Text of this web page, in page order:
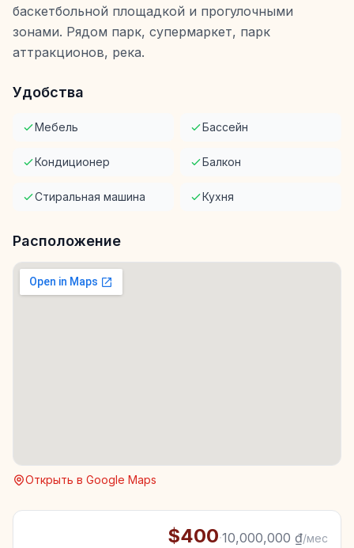
баскетбольной площадкой и прогулочными
зонами. Рядом парк, супермаркет, парк
аттракционов, река.
Удобства
Мебель Бассейн
Кондиционер Балкон
Стиральная машина Кухня
Расположение
Открыть в Google Maps
$400·10,000,000 ₫/мес